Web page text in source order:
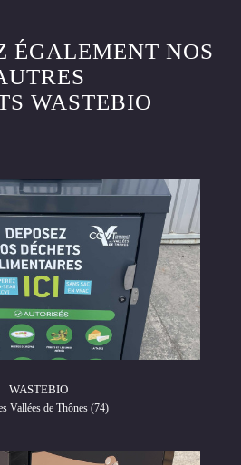
ÉGALEMENT NOS
WASTEBIO
WASTEBIO
Vallées de Thônes (74)